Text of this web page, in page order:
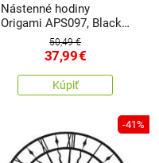
Nástenné hodiny
Origami APS097, Black,
16 x 49 cm50,49 €
37,99€
Kúpiť
-41%